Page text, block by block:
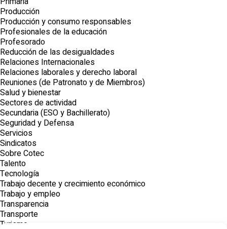
Producción
Producción y consumo responsables
Profesionales de la educación
Profesorado
Reducción de las desigualdades
Relaciones Internacionales
Relaciones laborales y derecho laboral
Reuniones (de Patronato y de Miembros)
Salud y bienestar
Sectores de actividad
Secundaria (ESO y Bachillerato)
Seguridad y Defensa
Servicios
Sindicatos
Sobre Cotec
Talento
Tecnología
Trabajo decente y crecimiento económico
Trabajo y empleo
Transparencia
Transporte
Turismo